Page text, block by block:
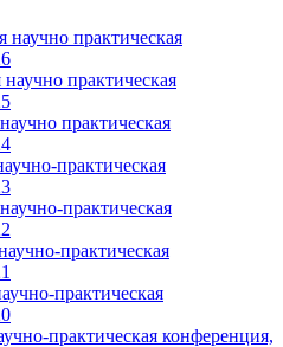
практическая
практическая
практическая
практическая
практическая
практическая
практическая
практическая конференция,